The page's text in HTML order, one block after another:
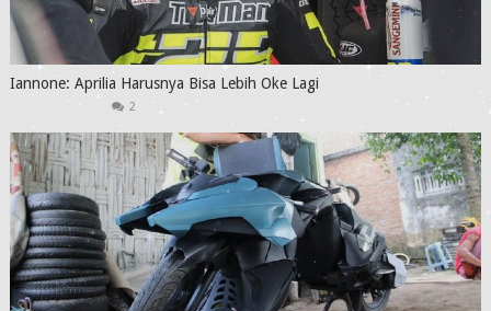
Iannone: Aprilia Harusnya Bisa Lebih Oke Lagi
2